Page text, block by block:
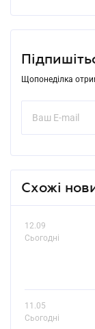
Щопонеділка
Схожі
12.09
Сьогодні
11.05
Сьогодні